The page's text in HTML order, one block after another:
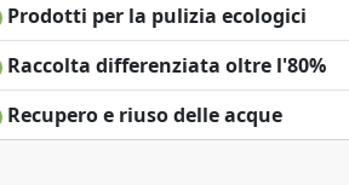
Prodotti per la pulizia ecologici
Raccolta differenziata oltre l'80%
Recupero e riuso delle acque